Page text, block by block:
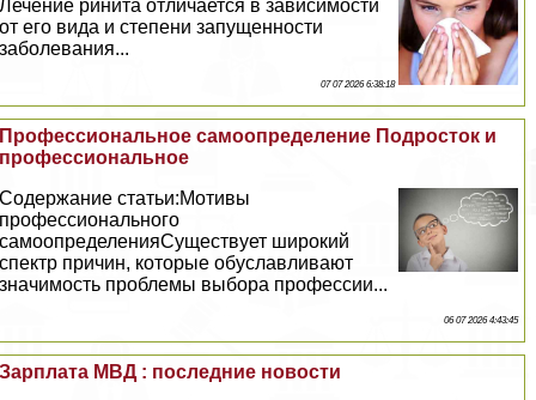
Лечение ринита отличается в зависимости
от его вида и степени запущенности
заболевания...
07 07 2026 6:38:18
Профессиональное самоопределение Подросток и
профессиональное
Содержание статьи:Мотивы
профессионального
самоопределенияСуществует широкий
спектр причин, которые обуславливают
значимость проблемы выбора профессии...
06 07 2026 4:43:45
Зарплата МВД : последние новости